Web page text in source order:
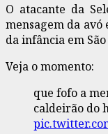
O atacante da
mensagem da
da infância em
Veja o momento:
que fofo a
caldeirão do